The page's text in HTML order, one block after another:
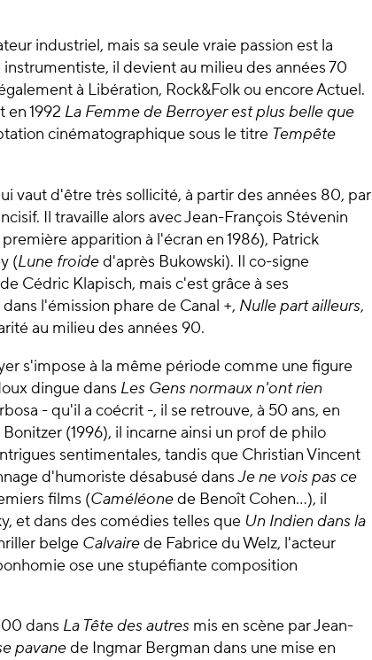
industriel, mais sa seule vraie passion est la
il devient au milieu des années 70
à Libération, Rock&Folk ou encore Actuel.
1992 La Femme de Berroyer est plus belle que
cinématographique sous le titre Tempête
vaut d'être très sollicité, à partir des années 80, par
Il travaille alors avec Jean-François Stévenin
apparition à l'écran en 1986), Patrick
(Lune froided'après Bukowski). Il co-signe
Cédric Klapisch, mais c'est grâce à ses
l'émission phare de Canal +, Nulle part ailleurs,
au milieu des années 90.
s'impose à la même période comme une figure
dingue dans Les Gens normaux n'ont rien
- qu'il a coécrit -, il se retrouve, à 50 ans, en
(1996), il incarne ainsi un prof de philo
sentimentales, tandis que Christian Vincent
d'humoriste désabusé dansJe ne vois pas ce
films (Caméléonede Benoît Cohen...), il
et dans des comédies telles que Un Indien dans la
belge Calvairede Fabrice du Welz, l'acteur
ose une stupéfiante composition
dans La Tête des autresmis en scène par Jean-
pavanede Ingmar Bergman dans une mise en